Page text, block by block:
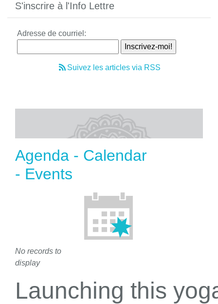
S'inscrire à l'Info Lettre
Adresse de courriel:
Suivez les articles via RSS
Agenda - Calendar
- Events
No records to
display
Launching this